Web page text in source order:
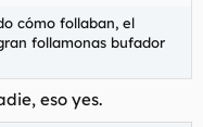
cómo follaban, el
follamonas bufador
eso yes.